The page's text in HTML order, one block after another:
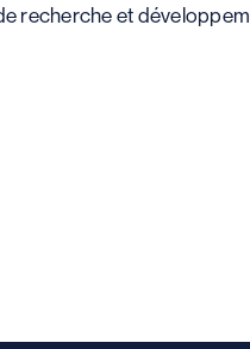
recherche et